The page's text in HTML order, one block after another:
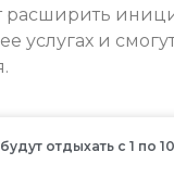
расширить
услугах и
отдыхать с 1 по